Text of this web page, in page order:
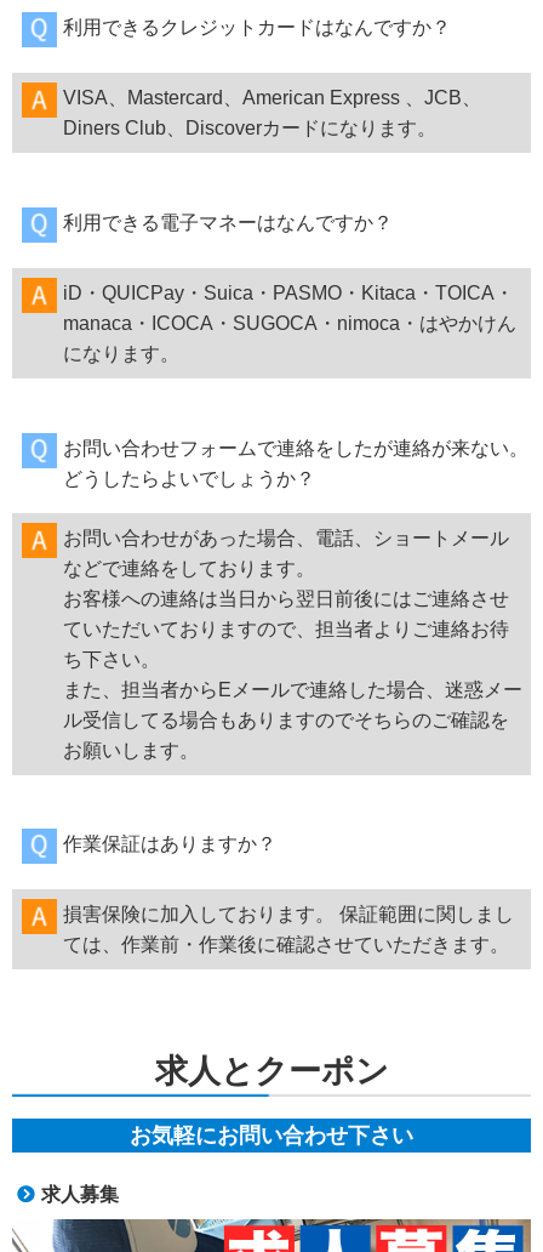
利用できるクレジットカードはなんですか？
VISA、Mastercard、American Express 、JCB、
Diners Club、Discoverカードになります。
利用できる電子マネーはなんですか？
iD・QUICPay・Suica・PASMO・Kitaca・TOICA・
manaca・ICOCA・SUGOCA・nimoca・はやかけん
になります。
お問い合わせフォームで連絡をしたが連絡が来ない。
どうしたらよいでしょうか？
お問い合わせがあった場合、電話、ショートメール
などで連絡をしております。
お客様への連絡は当日から翌日前後にはご連絡させ
ていただいておりますので、担当者よりご連絡お待
ち下さい。
また、担当者からEメールで連絡した場合、迷惑メー
ル受信してる場合もありますのでそちらのご確認を
お願いします。
作業保証はありますか？
損害保険に加入しております。 保証範囲に関しまし
ては、作業前・作業後に確認させていただきます。
求人とクーポン
お気軽にお問い合わせ下さい
求人募集